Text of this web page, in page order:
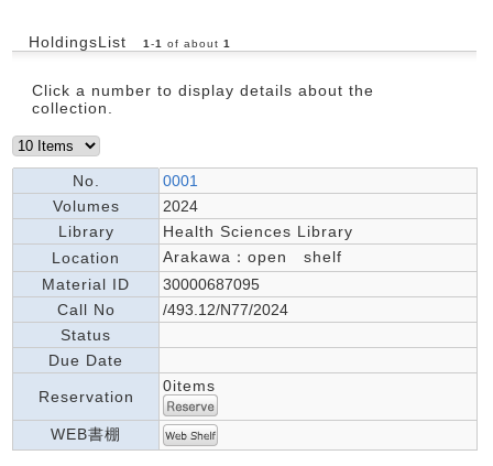
HoldingsList 1 -1 of about 1
Click a number to display details about the
collection.
No.
0001
Volumes
2024
Library
Health Sciences Library
Location
Arakawa：open shelf
Material ID
30000687095
Call No
/493.12/N77/2024
Status
Due Date
Reservation
0items
WEB書棚